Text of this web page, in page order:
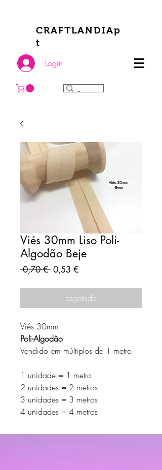
CRAFTLANDIAp
t
Login
Viés 30mm Liso Poli-
Algodão Beje
0,70 € Preço
0,53 €Preço
Esgotado
Viés 30mm
Poli-Algodão
Vendido em múltiplos de 1 metro.
1 unidade = 1 metro
2 unidades = 2 metros
3 unidades = 3 metros
4 unidades = 4 metros